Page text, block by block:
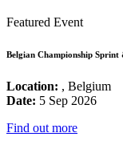
Featured Event
Belgian Championship Sprint
Location: , Belgium
Date: 5 Sep 2026
Find out more